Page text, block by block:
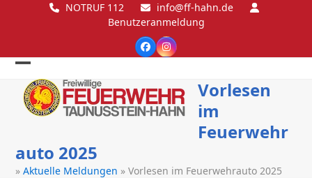
NOTRUF 112
info@ff-hahn.de
Benutzeranmeldung
FacebookInstagram
Open
mobile
Close
mobile
Vorlesen
im
Feuerwehr
auto 2025
»Aktuelle Meldungen »Vorlesen im Feuerwehrauto 2025